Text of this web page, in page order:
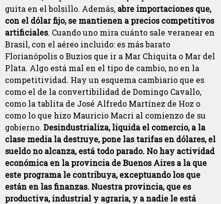
guita en el bolsillo. Además, abre importaciones que,
con el dólar fijo, se mantienen a precios competitivos
artificiales. Cuando uno mira cuánto sale veranear en
Brasil, con el aéreo incluido: es más barato
Florianópolis o Buzios que ir a Mar Chiquita o Mar del
Plata. Algo está mal en el tipo de cambio, no en la
competitividad. Hay un esquema cambiario que es
como el de la convertibilidad de Domingo Cavallo,
como la tablita de José Alfredo Martínez de Hoz o
como lo que hizo Mauricio Macri al comienzo de su
gobierno. Desindustrializa, liquida el comercio, a la
clase media la destruye, pone las tarifas en dólares, el
sueldo no alcanza, está todo parado. No hay actividad
económica en la provincia de Buenos Aires a la que
este programa le contribuya, exceptuando los que
están en las finanzas. Nuestra provincia, que es
productiva, industrial y agraria, y a nadie le está